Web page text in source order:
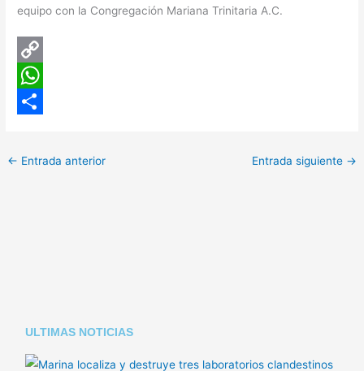
equipo con la Congregación Mariana Trinitaria A.C.
C
o
y
W
ao
← Entrada anterior Entrada siguiente →
ULTIMAS NOTICIAS